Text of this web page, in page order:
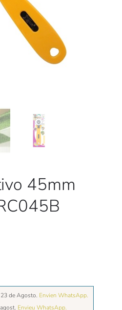
45mm
de Agosto. Envien WhatsApp.
Envieu WhatsApp.